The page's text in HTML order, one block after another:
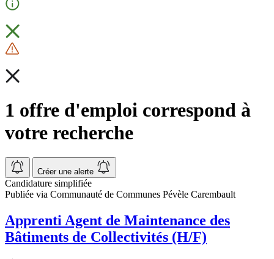
1 offre d'emploi correspond à
votre recherche
Créer une alerte
Candidature simplifiée
Publiée via Communauté de Communes Pévèle Carembault
Apprenti Agent de Maintenance des
Bâtiments de Collectivités (H/F)